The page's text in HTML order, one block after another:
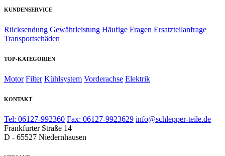
KUNDENSERVICE
Rücksendung Gewährleistung Häufige Fragen Ersatzteilanfrage
Transportschäden
TOP-KATEGORIEN
Motor Filter Kühlsystem Vorderachse Elektrik
KONTAKT
Tel: 06127-992360 Fax: 06127-9923629 info@schlepper-teile.de
Frankfurter Straße 14
D - 65527 Niedernhausen